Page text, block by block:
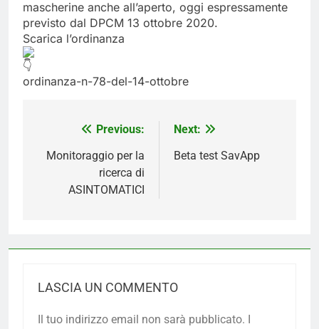
mascherine anche all’aperto, oggi espressamente
previsto dal DPCM 13 ottobre 2020.
Scarica l’ordinanza
ordinanza-n-78-del-14-ottobre
NavigazionePrevious:
Monitoraggio per la
ricerca di
ASINTOMATICI
Next:
Beta test SavApp
LASCIA UN COMMENTO
Il tuo indirizzo email non sarà pubblicato. I